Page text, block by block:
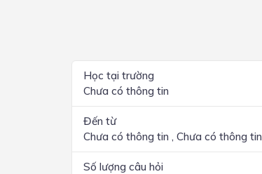
Lớp 2
Học tại trường
Chưa có thông tin
Đến từ
Chưa có thông tin , Chưa có thông tin
Số lượng câu hỏi